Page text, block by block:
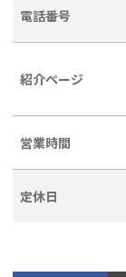
電話番号
紹介ページ
営業時間
定休日